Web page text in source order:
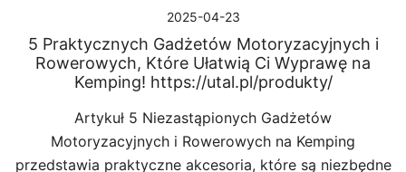
2025-04-23
5 Praktycznych Gadżetów Motoryzacyjnych i
Rowerowych, Które Ułatwią Ci Wyprawę na
Kemping! https://utal.pl/produkty/
Artykuł 5 Niezastąpionych Gadżetów
Motoryzacyjnych i Rowerowych na Kemping
przedstawia praktyczne akcesoria, które są niezbędne